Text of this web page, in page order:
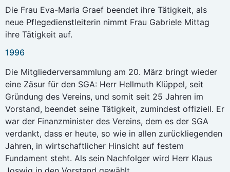
Die Frau Eva-Maria Graef beendet ihre Tätigkeit, als
neue Pflegedienstleiterin nimmt Frau Gabriele Mittag
ihre Tätigkeit auf.
1996
Die Mitgliederversammlung am 20. März bringt wieder
eine Zäsur für den SGA: Herr Hellmuth Klüppel, seit
Gründung des Vereins, und somit seit 25 Jahren im
Vorstand, beendet seine Tätigkeit, zumindest offiziell. Er
war der Finanzminister des Vereins, dem es der SGA
verdankt, dass er heute, so wie in allen zurückliegenden
Jahren, in wirtschaftlicher Hinsicht auf festem
Fundament steht. Als sein Nachfolger wird Herr Klaus